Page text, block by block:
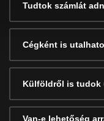
Tudtok számlát
Cégként is
Külföldről is tudok
Van-e lehetőség